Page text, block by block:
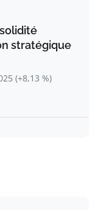
stratégique
(+8,13 %)